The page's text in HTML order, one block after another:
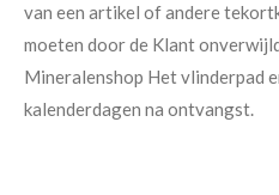
van een artikel of andere
moeten door de Klant
Mineralenshop Het vlinderpad
kalenderdagen na ontvangst.